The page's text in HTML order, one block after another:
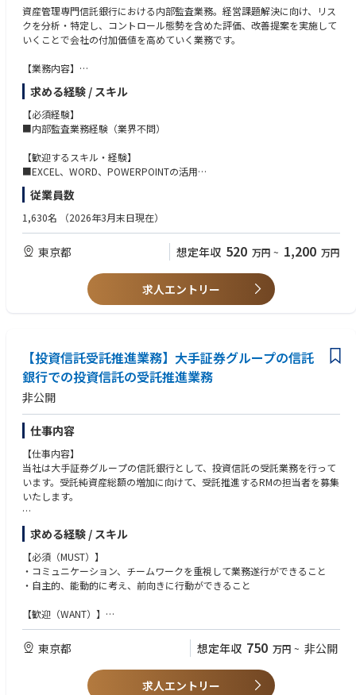
理、求人票の作成、母集団形成、選考、採用決定まで、一連の採用活動を
担っていただきます。
将来的には新卒採用にも担当領域を広げ、採用市場や当社の事業・組織の
ていただくことを想定しています。
また、経験や志向に応じて、採用領域にとどまらず、人材育成、人事企画
等、他の人事領域へキャリアを広げる機会もあります。
資産管理専門信託銀行における内部監査業務。経営課題解決に向け、リス
クを分析・特定し、コントロール態勢を含めた評価、改善提案を実施して
いくことで会社の付加価値を高めていく業務です。
【業務内容】
・部署単位、リスク単位でのモニタリングや内部監査の実施
・監査品質の維持・向上に向けた企画・推進、監査結果の経営宛報告とり
まとめ など
・平常時で60％（平均/月）以上のリモートワークを行っています。
求める経験 / スキル
【必須経験】
■内部監査業務経験（業界不問）
【歓迎するスキル・経験】
■EXCEL、WORD、POWERPOINTの活用
■英語力 読みが一定程度（英文契約書等）できるレベル
■資格 CIA（公認内部監査人）、CISA（公認情報システム監査人）、CFE
（公認不正検査士）
【求める人物像】
◎内部監査人として公正不偏の態度で業務に従事できる方
◎様々な情報の収集・分析により組織の課題を見つけ、改善提言ができる
で粘り強く遂行できる方
◎組織に主体的に関与し、組織課題の解決に貢献するとともに、組織の力
を向上させられる方 （業務と人材のマネジメント力）
従業員数
1,630名 （2026年3月末日現在）
東京都 想定年収 520 万円 ~ 1,200 万円
求人エントリー
【投資信託受託推進業務】大手証券グループの信託
銀行での投資信託の受託推進業務
非公開
仕事内容
【仕事内容】
当社は大手証券グループの信託銀行として、投資信託の受託業務を行って
います。受託純資産総額の増加に向けて、受託推進するRMの担当者を募集
いたします。
【業務詳細】
投資信託の受託推進、投資信託委託会社に対するRM
・投資信託委託会社等への外交、関係強化、ネットワーキング
・投資信託受託推進のための企画立案、実施
・新規投資信託設定にかかる各種対応、アレンジ
求める経験 / スキル
【必須（MUST）】
・コミュニケーション、チームワークを重視して業務遂行ができること
・自主的、能動的に考え、前向きに行動ができること
【歓迎（WANT）】
・投資信託に関する知識、経験
・投資信託委託会社（運用会社）での経験
・法人営業、RMの実務経験
・外国籍投資信託の組成に関する知識、経験
東京都 想定年収 750 万円 ~ 非公開
求人エントリー